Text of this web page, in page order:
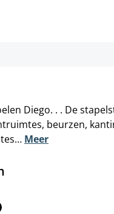
Diego. . . De
beurzen,
Meer